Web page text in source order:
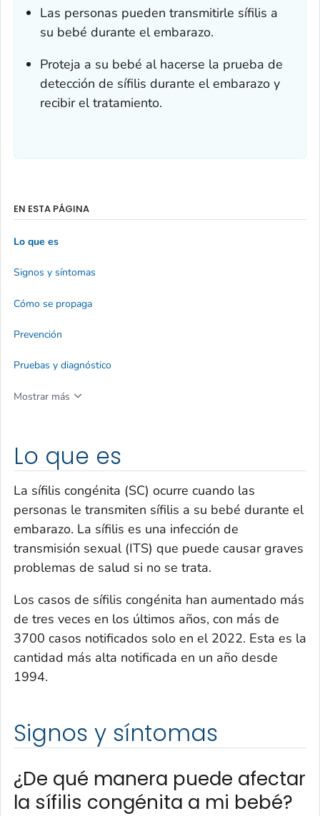
Las personas pueden transmitirle sífilis a
su bebé durante el embarazo.
Proteja a su bebé al hacerse la prueba de
detección de sífilis durante el embarazo y
recibir el tratamiento.
Lo que es
La sífilis congénita (SC) ocurre cuando las
personas le transmiten sífilis a su bebé durante el
embarazo. La sífilis es una infección de
transmisión sexual (ITS) que puede causar graves
problemas de salud si no se trata.
Los casos de sífilis congénita han aumentado más
de tres veces en los últimos años, con más de
3700 casos notificados solo en el 2022. Esta es la
cantidad más alta notificada en un año desde
1994.
Signos y síntomas
¿De qué manera puede afectar
la sífilis congénita a mi bebé?
EN ESTA PÁGINA
Lo que es
Signos y síntomas
Cómo se propaga
Prevención
Pruebas y diagnóstico
Mostrar más